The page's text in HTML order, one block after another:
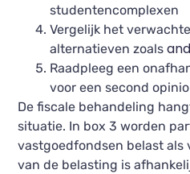
studentencomplexen
Vergelijk het
alternatieven zoals
Raadpleeg een
voor een second
De fiscale behandeling
situatie. In box 3 worden
vastgoedfondsen belast als
van de belasting is